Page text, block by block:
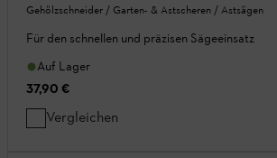
Gehölzschneider / Garten- & Astscheren / Astsägen
Für den schnellen und präzisen Sägeeinsatz
Auf Lager
37,90 €
Vergleichen